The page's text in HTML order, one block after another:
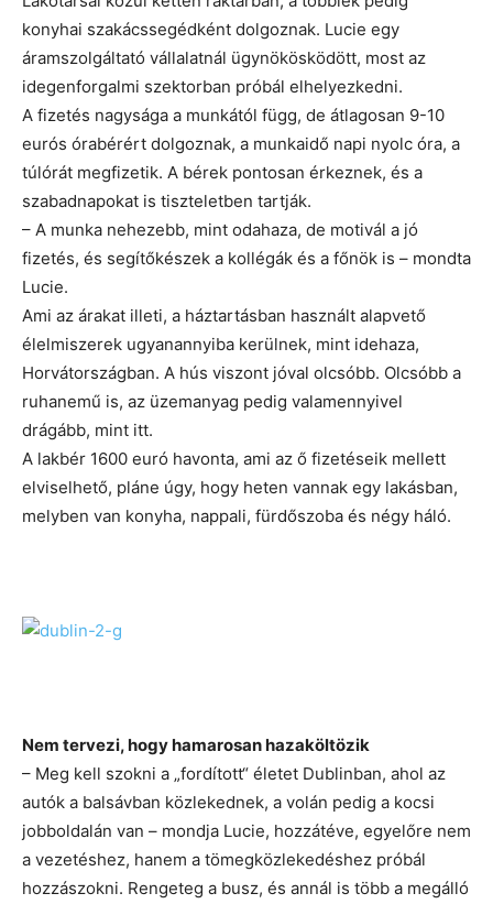
konyhai szakácssegédként dolgoznak. Lucie egy
áramszolgáltató vállalatnál ügynökösködött, most az
idegenforgalmi szektorban próbál elhelyezkedni.
A fizetés nagysága a munkától függ, de átlagosan 9-10
eurós órabérért dolgoznak, a munkaidő napi nyolc óra, a
túlórát megfizetik. A bérek pontosan érkeznek, és a
szabadnapokat is tiszteletben tartják.
– A munka nehezebb, mint odahaza, de motivál a jó
fizetés, és segítőkészek a kollégák és a főnök is – mondta
Lucie.
Ami az árakat illeti, a háztartásban használt alapvető
élelmiszerek ugyanannyiba kerülnek, mint idehaza,
Horvátországban. A hús viszont jóval olcsóbb. Olcsóbb a
ruhanemű is, az üzemanyag pedig valamennyivel
drágább, mint itt.
A lakbér 1600 euró havonta, ami az ő fizetéseik mellett
elviselhető, pláne úgy, hogy heten vannak egy lakásban,
melyben van konyha, nappali, fürdőszoba és négy háló.
Nem tervezi, hogy hamarosan hazaköltözik
– Meg kell szokni a „fordított“ életet Dublinban, ahol az
autók a balsávban közlekednek, a volán pedig a kocsi
jobboldalán van – mondja Lucie, hozzátéve, egyelőre nem
a vezetéshez, hanem a tömegközlekedéshez próbál
hozzászokni. Rengeteg a busz, és annál is több a megálló